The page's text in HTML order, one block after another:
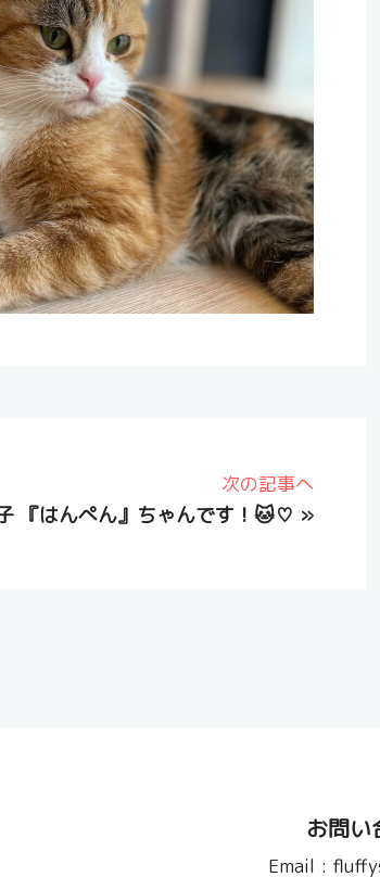
次の記事へ
『はんぺん』ちゃんです！🐱♡ »
お問い
Email :